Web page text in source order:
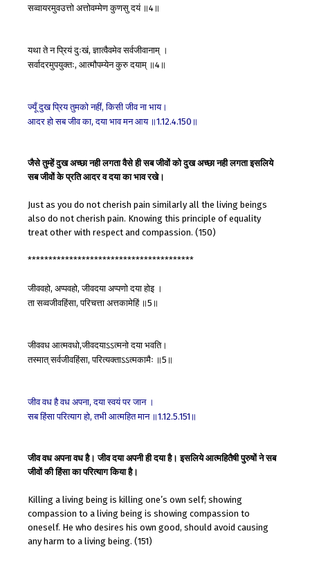
सव्वायरमुवउत्तोअत्तोवम्मेणकुणसुदयं ॥4 ॥
यथातेनप्रियंदुःखं,ज्ञात्वैवमेवसर्वजीवानाम् ।
सर्वादरमुपयुक्तः, आत्मौपम्येनकुरुदयाम् ॥4 ॥
ज्यूँदुखप्रियतुमकोनहीं,किसीजीवनाभाय।
आदरहोसबजीवका,दयाभावमनआय ॥1.12.4.150 ॥
जैसे तुम्हें दुख अच्छा नही लगता वैसे ही सब जीवों को दुख अच्छा नही लगता इसलिये
सब जीवों के प्रति आदर व दया का भाव रखे।
Just as you do not cherish pain similarly all the living beings
also do not cherish pain. Knowing this principle of equality
treat other with respect and compassion. (150)
****************************************
जीववहो, अप्पवहो,जीवदयाअप्पणोदयाहोइ ।
तासव्वजीवहिंसा,परिचत्ताअत्तकामेहिं ॥5 ॥
जीववधआत्मवधो,जीवदयाऽऽत्मनोदयाभवति।
तस्मात्सर्वजीवहिंसा,परित्यक्ताऽऽत्मकामैः ॥5 ॥
जीववधहैवधअपना,दयास्वयंपरजान ।
सबहिंसापरित्यागहो,तभीआत्महितमान ॥1.12.5.151 ॥
जीव वध अपना वध है। जीव दया अपनी ही दया है। इसलिये आत्महितैषी पुरुषों ने सब
जीवों की हिंसा का परित्याग किया है।
Killing a living being is killing one’s own self; showing
compassion to a living being is showing compassion to
oneself. He who desires his own good, should avoid causing
any harm to a living being. (151)